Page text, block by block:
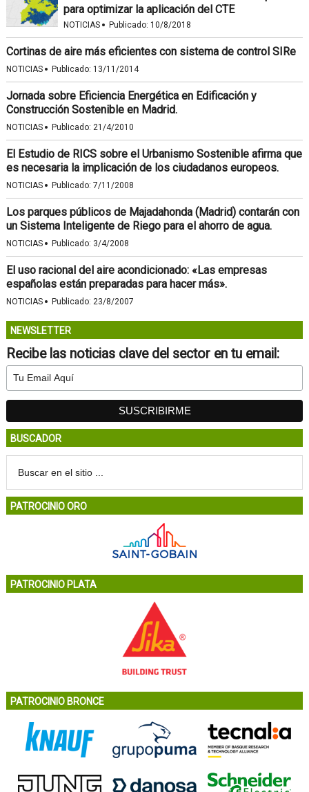
para optimizar la aplicación del CTE
NOTICIAS · Publicado: 10/8/2018
Cortinas de aire más eficientes con sistema de control SIRe
NOTICIAS · Publicado: 13/11/2014
Jornada sobre Eficiencia Energética en Edificación y
Construcción Sostenible en Madrid.
NOTICIAS · Publicado: 21/4/2010
El Estudio de RICS sobre el Urbanismo Sostenible afirma que
es necesaria la implicación de los ciudadanos europeos.
NOTICIAS · Publicado: 7/11/2008
Los parques públicos de Majadahonda (Madrid) contarán con
un Sistema Inteligente de Riego para el ahorro de agua.
NOTICIAS · Publicado: 3/4/2008
El uso racional del aire acondicionado: «Las empresas
españolas están preparadas para hacer más».
NOTICIAS · Publicado: 23/8/2007
NEWSLETTER
Recibe las noticias clave del sector en tu email:
BUSCADOR
PATROCINIO ORO
PATROCINIO PLATA
PATROCINIO BRONCE